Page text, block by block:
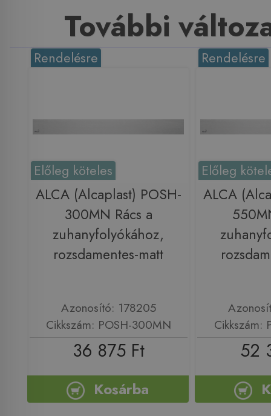
További
Rendelésre
Előleg köteles
ALCA (Alcaplast) POSH-
300MN Rács a
zuhanyfolyókához,
rozsdamentes-matt
Azonosító: 178205
Cikkszám: POSH-300MN
36 875 Ft
Kosárba
Rendelésre
Előleg
ALCA
Cikkszám:
52